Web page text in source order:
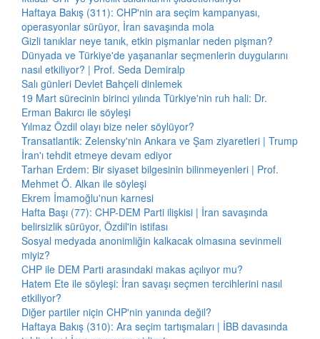
Haftaya Bakış (311): CHP'nin ara seçim kampanyası,
operasyonlar sürüyor, İran savaşında mola
Gizli tanıklar neye tanık, etkin pişmanlar neden pişman?
Dünyada ve Türkiye'de yaşananlar seçmenlerin duygularını
nasıl etkiliyor? | Prof. Seda Demiralp
Salı günleri Devlet Bahçeli dinlemek
19 Mart sürecinin birinci yılında Türkiye'nin ruh hali: Dr.
Erman Bakırcı ile söyleşi
Yılmaz Özdil olayı bize neler söylüyor?
Transatlantik: Zelensky'nin Ankara ve Şam ziyaretleri | Trump
İran'ı tehdit etmeye devam ediyor
Tarhan Erdem: Bir siyaset bilgesinin bilinmeyenleri | Prof.
Mehmet Ö. Alkan ile söyleşi
Ekrem İmamoğlu'nun karnesi
Hafta Başı (77): CHP-DEM Parti ilişkisi | İran savaşında
belirsizlik sürüyor, Özdil'in istifası
Sosyal medyada anonimliğin kalkacak olmasına sevinmeli
miyiz?
CHP ile DEM Parti arasındaki makas açılıyor mu?
Hatem Ete ile söyleşi: İran savaşı seçmen tercihlerini nasıl
etkiliyor?
Diğer partiler niçin CHP'nin yanında değil?
Haftaya Bakış (310): Ara seçim tartışmaları | İBB davasında